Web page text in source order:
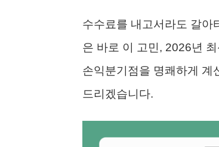
수수료를 내고서라도 갈아
은 바로 이 고민, 2026년
손익분기점을 명쾌하게 계
드리겠습니다.